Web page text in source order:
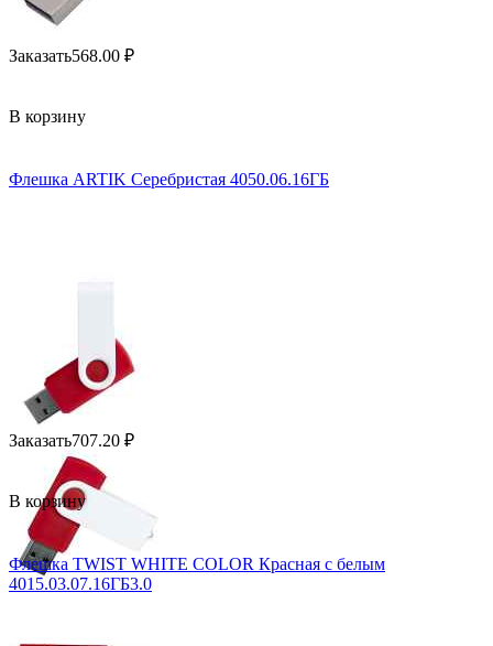
Заказать568.00 ₽
В корзину
Флешка ARTIK Серебристая 4050.06.16ГБ
Заказать707.20 ₽
В корзину
Флешка TWIST WHITE COLOR Красная с белым
4015.03.07.16ГБ3.0